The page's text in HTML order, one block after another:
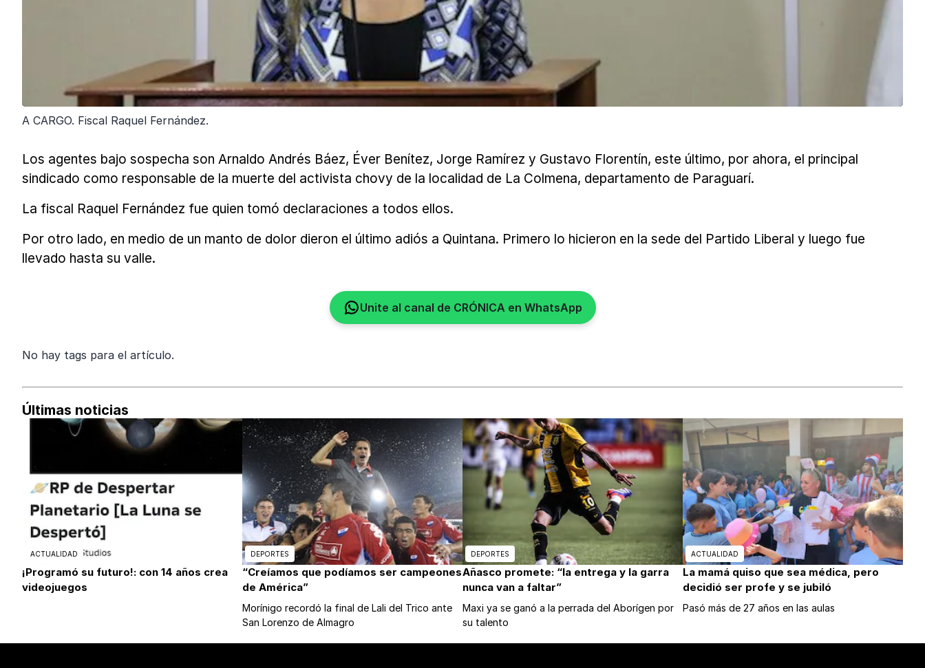
A CARGO. Fiscal Raquel Fernández.
Los agentes bajo sospecha son Arnaldo Andrés Báez, Éver Benítez, Jorge Ramírez y Gustavo Florentín, este último, por ahora, el principal
sindicado como responsable de la muerte del activista chovy de la localidad de La Colmena, departamento de Paraguarí.
La fiscal Raquel Fernández fue quien tomó declaraciones a todos ellos.
Por otro lado, en medio de un manto de dolor dieron el último adiós a Quintana. Primero lo hicieron en la sede del Partido Liberal y luego fue
llevado hasta su valle.
Unite al canal de CRÓNICA en WhatsApp
No hay tags para el artículo.
Últimas noticias
ACTUALIDAD
¡Programó su futuro!: con 14 años crea
videojuegos
DEPORTES
“Creíamos que podíamos ser campeones
de América”
Morínigo recordó la final de Lali del Trico ante
San Lorenzo de Almagro
DEPORTES
Añasco promete: “la entrega y la garra
nunca van a faltar”
Maxi ya se ganó a la perrada del Aborígen por
su talento
ACTUALIDAD
La mamá quiso que sea médica, pero
decidió ser profe y se jubiló
Pasó más de 27 años en las aulas